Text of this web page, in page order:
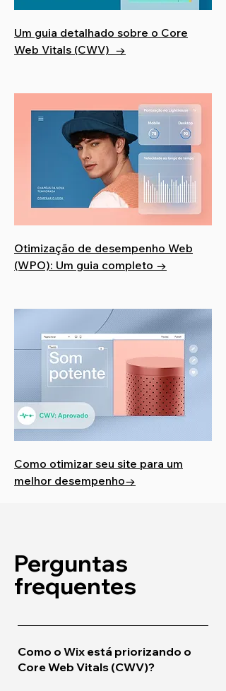
Um guia detalhado sobre o Core
Web Vitals (CWV) →
Otimização de desempenho Web
(WPO): Um guia completo →
Como otimizar seu site para um
melhor desempenho→
Perguntas
frequentes
Como o Wix está priorizando o
Core Web Vitals (CWV)?